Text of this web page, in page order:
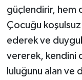
güçlendirir, hem
Çocuğu
ederek ve
vererek, kendini
luluğunu alan ve